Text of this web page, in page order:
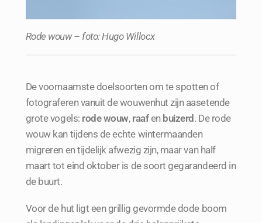
Rode wouw – foto: Hugo Willocx
De voornaamste doelsoorten om te spotten of
fotograferen vanuit de wouwenhut zijn aasetende
grote vogels: rode wouw, raafen buizerd . De rode
wouw kan tijdens de echte wintermaanden
migreren en tijdelijk afwezig zijn, maar van half
maart tot eind oktober is de soort gegarandeerd in
de buurt.
Voor de hut ligt een grillig gevormde dode boom